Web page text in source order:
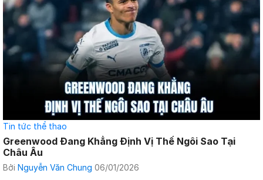
Tin tức thể thao
Greenwood Đang Khẳng Định Vị Thế Ngôi Sao Tại
Châu Âu
Bởi Nguyễn Văn Chung 06/01/2026